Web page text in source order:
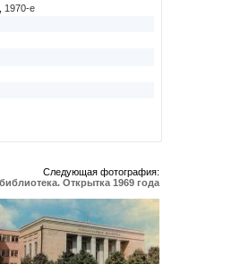
1970-е
Следующая фотография:
Открытка 1969 года